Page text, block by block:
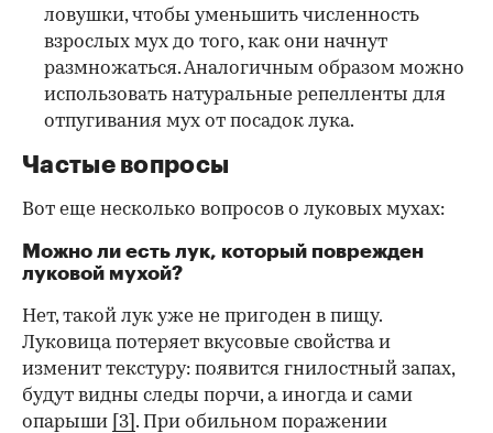
ловушки, чтобы уменьшить численность
взрослых мух до того, как они начнут
размножаться. Аналогичным образом можно
использовать натуральные репелленты для
отпугивания мух от посадок лука.
Частые вопросы
Вот еще несколько вопросов о луковых мухах:
Можно ли есть лук, который поврежден
луковой мухой?
Нет, такой лук уже не пригоден в пищу.
Луковица потеряет вкусовые свойства и
изменит текстуру: появится гнилостный запах,
будут видны следы порчи, а иногда и сами
опарыши
[3] . При обильном поражении